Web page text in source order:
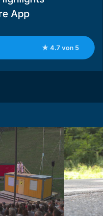
App
★ 4.7 von 5